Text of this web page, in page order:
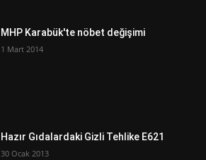
MHP Karabük'te nöbet değişimi
1 Mart 2014
Hazır Gıdalardaki Gizli Tehlike E621
30 Ocak 2013